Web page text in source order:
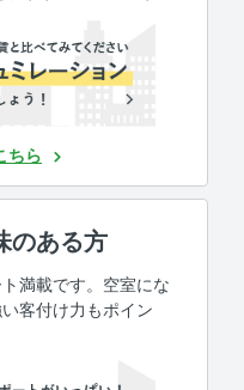
ちら
のある方
満載です。空室にな
客付け力もポイン